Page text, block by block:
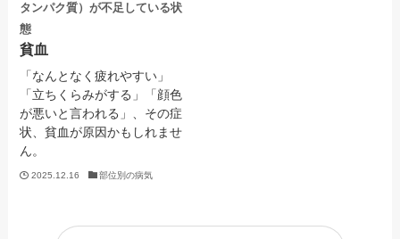
タンパク質）が不足している状
態
貧血
「なんとなく疲れやすい」
「立ちくらみがする」「顔色
が悪いと言われる」、その症
状、貧血が原因かもしれませ
ん。
2025.12.16 部位別の病気